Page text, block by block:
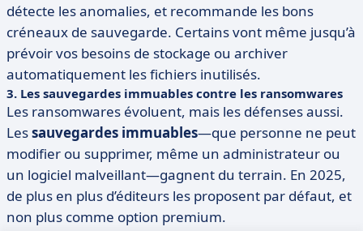
détecte les anomalies, et recommande les bons
créneaux de sauvegarde. Certains vont même jusqu’à
prévoir vos besoins de stockage ou archiver
automatiquement les fichiers inutilisés.
3. Les sauvegardes immuables contre les ransomwares
Les ransomwares évoluent, mais les défenses aussi.
Lessauvegardes immuables—que personne ne peut
modifier ou supprimer, même un administrateur ou
un logiciel malveillant—gagnent du terrain. En 2025,
de plus en plus d’éditeurs les proposent par défaut, et
non plus comme option premium.